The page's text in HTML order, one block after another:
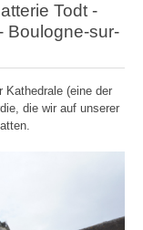
Todt -
Boulogne-sur-
Kathedrale (eine der
die wir auf unserer